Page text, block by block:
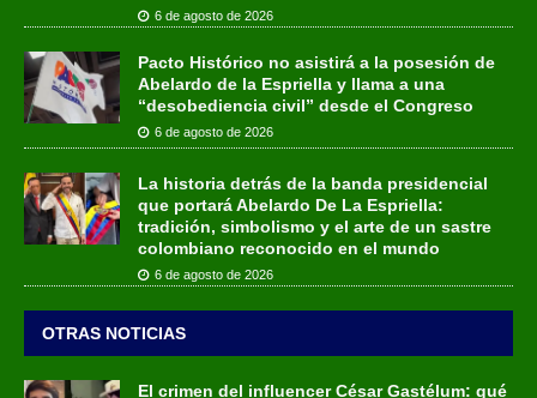
6 de agosto de 2026
Pacto Histórico no asistirá a la posesión de
Abelardo de la Espriella y llama a una
“desobediencia civil” desde el Congreso
6 de agosto de 2026
La historia detrás de la banda presidencial
que portará Abelardo De La Espriella:
tradición, simbolismo y el arte de un sastre
colombiano reconocido en el mundo
6 de agosto de 2026
OTRAS NOTICIAS
El crimen del influencer César Gastélum: qué